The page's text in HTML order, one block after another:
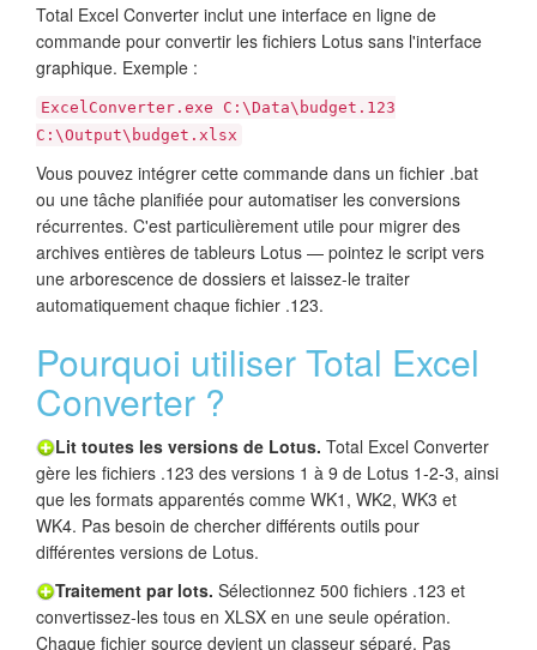
Total Excel Converter inclut une interface en ligne de
commande pour convertir les fichiers Lotus sans l'interface
graphique. Exemple :
ExcelConverter.exe C:\Data\budget.123
C:\Output\budget.xlsx
Vous pouvez intégrer cette commande dans un fichier .bat
ou une tâche planifiée pour automatiser les conversions
récurrentes. C'est particulièrement utile pour migrer des
archives entières de tableurs Lotus — pointez le script vers
une arborescence de dossiers et laissez-le traiter
automatiquement chaque fichier .123.
Pourquoi utiliser Total Excel
Converter ?
Lit toutes les versions de Lotus. Total Excel Converter
gère les fichiers .123 des versions 1 à 9 de Lotus 1-2-3, ainsi
que les formats apparentés comme WK1, WK2, WK3 et
WK4. Pas besoin de chercher différents outils pour
différentes versions de Lotus.
Traitement par lots. Sélectionnez 500 fichiers .123 et
convertissez-les tous en XLSX en une seule opération.
Chaque fichier source devient un classeur séparé. Pas